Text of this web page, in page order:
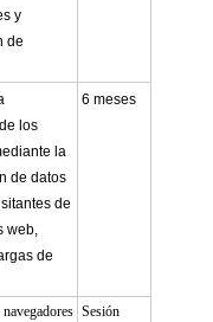
y
de
los
la
de datos
de
web,
de
6 meses
Sesión